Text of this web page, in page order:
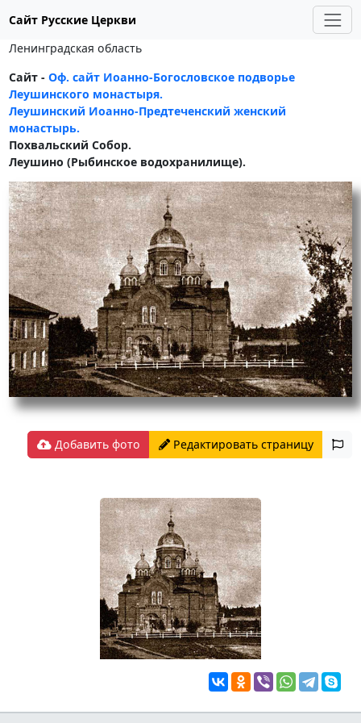
Сайт Русские Церкви
Ленинградская область
Сайт - Оф. сайт Иоанно-Богословское подворье
Леушинского монастыря.
Леушинский Иоанно-Предтеченский женский
монастырь.
Похвальский Собор.
Леушино (Рыбинское водохранилище).
Добавить фото Редактировать страницу